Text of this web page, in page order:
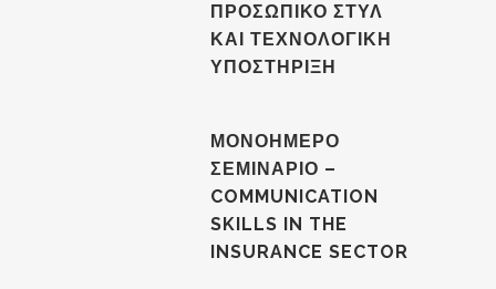
ΠΡΟΣΩΠΙΚΟ ΣΤΥΛ
ΚΑΙ ΤΕΧΝΟΛΟΓΙΚΗ
ΥΠΟΣΤΗΡΙΞΗ
ΜΟΝΟΗΜΕΡΟ
ΣΕΜΙΝΑΡΙΟ –
COMMUNICATION
SKILLS IN THE
INSURANCE SECTOR